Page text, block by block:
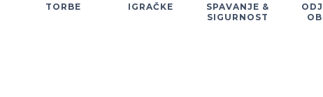
TORBE IGRAČKE
SPAVANJE &
SIGURNOST